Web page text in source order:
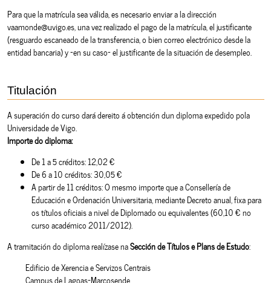
Para que la matrícula sea válida, es necesario enviar a la dirección
vaamonde@uvigo.es, una vez realizado el pago de la matrícula, el justificante
(resguardo escaneado de la transferencia, o bien correo electrónico desde la
entidad bancaria) y -en su caso- el justificante de la situación de desempleo.
Titulación
A superación do curso dará dereito á obtención dun diploma expedido pola
Universidade de Vigo.
Importe do diploma:
De 1 a 5 créditos: 12,02 €
De 6 a 10 créditos: 30,05 €
A partir de 11 créditos: O mesmo importe que a Consellería de
Educación e Ordenación Universitaria, mediante Decreto anual, fixa para
os títulos oficiais a nivel de Diplomado ou equivalentes (60,10 € no
curso académico 2011/2012).
A tramitación do diploma realízase naSección de Títulos e Plans de Estudo:
Edificio de Xerencia e Servizos Centrais
Campus de Lagoas-Marcosende